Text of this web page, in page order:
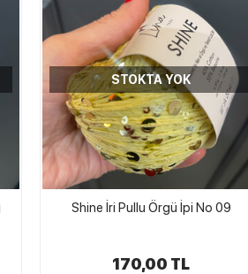
STOKTA YOK
Shine İri Pullu Örgü İpi No 09
170,00 TL